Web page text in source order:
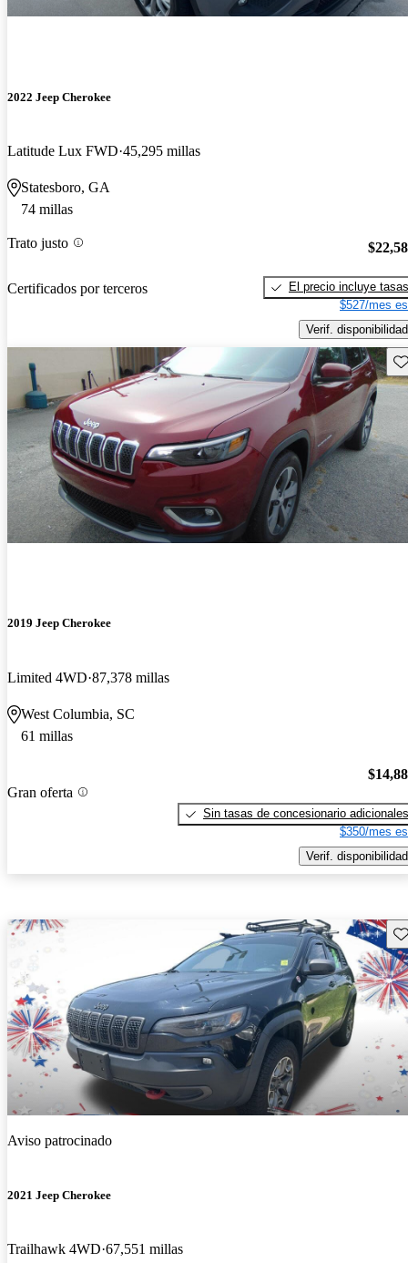
2022 Jeep Cherokee
Latitude Lux FWD 45,295 millas
Statesboro, GA
74 millas
Trato justo
Certificados por terceros
El precio incluye tasas
$527/mes
Verif. disponibilidad
2019 Jeep Cherokee
Limited 4WD 87,378 millas
West Columbia, SC
61 millas
Gran oferta
Sin tasas de concesionario adicionales
$350/mes
Verif. disponibilidad
Aviso patrocinado
2021 Jeep Cherokee
Trailhawk 4WD 67,551 millas